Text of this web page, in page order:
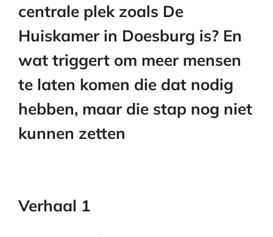
centrale plek zoals De
Huiskamer in Doesburg is? En
wat triggert om meer mensen
te laten komen die dat nodig
hebben, maar die stap nog niet
kunnen zetten
Verhaal 1